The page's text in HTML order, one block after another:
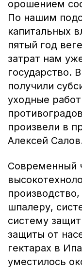
орошением
По нашим
капитальных
пятый год
затрат нам
государство.
получили
уходные
произвели в
Алексей
Современный
шпалеру,
систему
защиты от
гектарах в
уместилось